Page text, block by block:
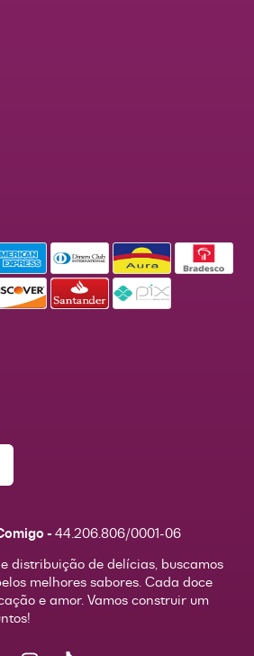
- 44.206.806/0001-06
distribuição de delícias, buscamos
melhores sabores. Cada doce
e amor. Vamos construir um